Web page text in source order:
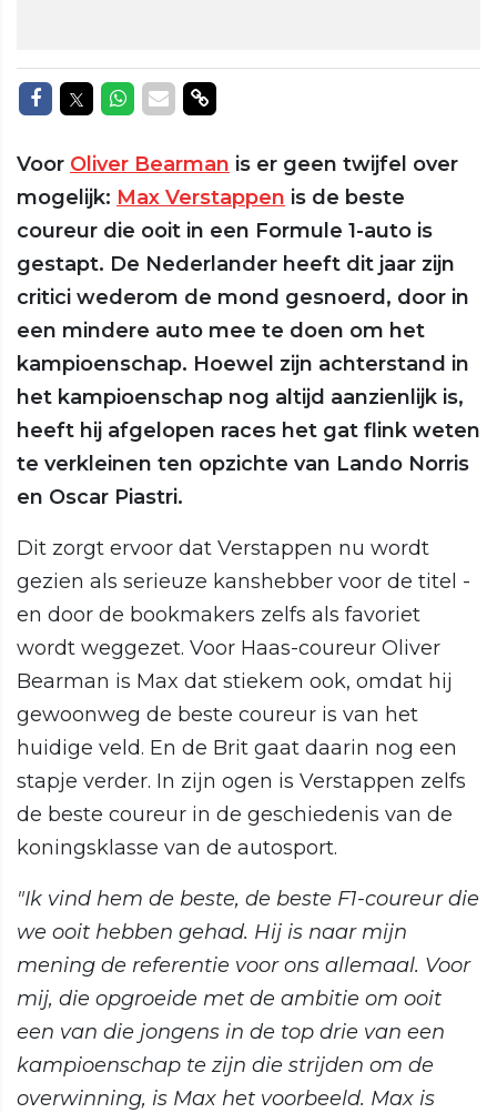
Delen op Facebook
Delen op Twitter
Delen op Whatsapp
Delen via Mail
Delen via link
Voor Oliver Bearman is er geen twijfel over
mogelijk: Max Verstappen is de beste
coureur die ooit in een Formule 1-auto is
gestapt. De Nederlander heeft dit jaar zijn
critici wederom de mond gesnoerd, door in
een mindere auto mee te doen om het
kampioenschap. Hoewel zijn achterstand in
het kampioenschap nog altijd aanzienlijk is,
heeft hij afgelopen races het gat flink weten
te verkleinen ten opzichte van Lando Norris
en Oscar Piastri.
Dit zorgt ervoor dat Verstappen nu wordt
gezien als serieuze kanshebber voor de titel -
en door de bookmakers zelfs als favoriet
wordt weggezet. Voor Haas-coureur Oliver
Bearman is Max dat stiekem ook, omdat hij
gewoonweg de beste coureur is van het
huidige veld. En de Brit gaat daarin nog een
stapje verder. In zijn ogen is Verstappen zelfs
de beste coureur in de geschiedenis van de
koningsklasse van de autosport.
"Ik vind hem de beste, de beste F1-coureur die
we ooit hebben gehad. Hij is naar mijn
mening de referentie voor ons allemaal. Voor
mij, die opgroeide met de ambitie om ooit
een van die jongens in de top drie van een
kampioenschap te zijn die strijden om de
overwinning, is Max het voorbeeld. Max is